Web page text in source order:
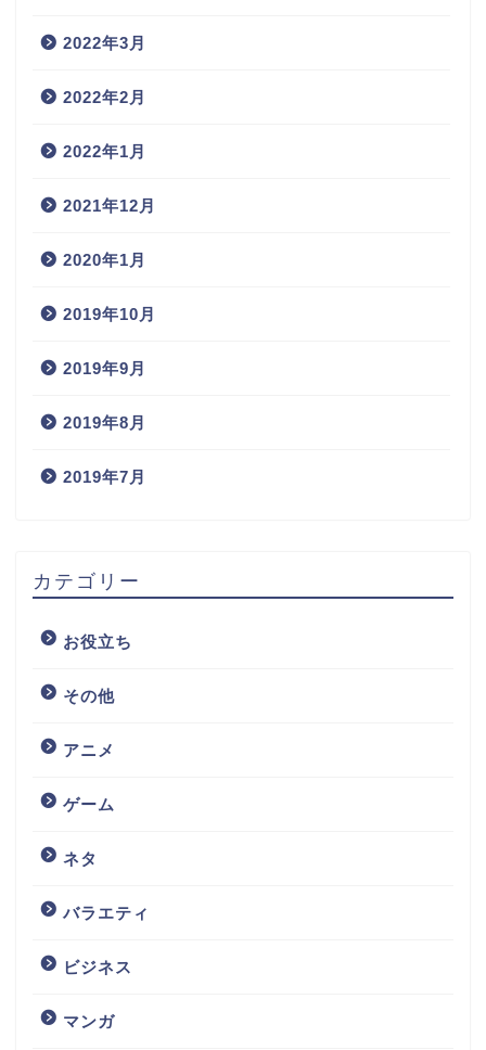
2022年3月
2022年2月
2022年1月
2021年12月
2020年1月
2019年10月
2019年9月
2019年8月
2019年7月
カテゴリー
お役立ち
その他
アニメ
ゲーム
ネタ
バラエティ
ビジネス
マンガ